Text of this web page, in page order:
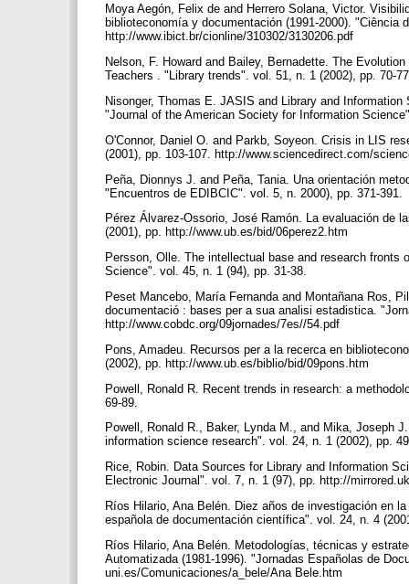
Moya Aegón, Felix de and Herrero Solana, Victor.
biblioteconomía y documentación (1991-2000). "Ciência
http://www.ibict.br/cionline/310302/3130206.pdf
Nelson, F. Howard and Bailey, Bernadette. The
Teachers . "Library trends". vol. 51, n. 1 (2002), pp. 70-
Nisonger, Thomas E. JASIS and Library and
"Journal of the American Society for Information
O'Connor, Daniel O. and Parkb, Soyeon. Crisis in LIS
(2001), pp. 103-107. http://www.sciencedirect.com/
Peña, Dionnys J. and Peña, Tania. Una orientación
"Encuentros de EDIBCIC". vol. 5, n. 2000), pp. 371-391.
Pérez Álvarez-Ossorio, José Ramón. La evaluación
(2001), pp. http://www.ub.es/bid/06perez2.htm
Persson, Olle. The intellectual base and research
Science". vol. 45, n. 1 (94), pp. 31-38.
Peset Mancebo, María Fernanda and Montañana Ros,
documentació : bases per a sua analisi estadistica.
http://www.cobdc.org/09jornades/7es//54.pdf
Pons, Amadeu. Recursos per a la recerca en
(2002), pp. http://www.ub.es/biblio/bid/09pons.htm
Powell, Ronald R. Recent trends in research: a
69-89.
Powell, Ronald R., Baker, Lynda M., and Mika, Joseph
information science research". vol. 24, n. 1 (2002), pp.
Rice, Robin. Data Sources for Library and Information
Electronic Journal". vol. 7, n. 1 (97), pp. http://
Ríos Hilario, Ana Belén. Diez años de investigación en
española de documentación científica". vol. 24, n. 4
Ríos Hilario, Ana Belén. Metodologías, técnicas y
Automatizada (1981-1996). "Jornadas Españolas de
uni.es/Comunicaciones/a_bele/Ana Bele.htm